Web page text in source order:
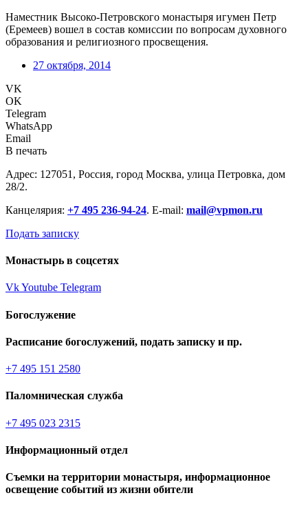
Наместник Высоко-Петровского монастыря игумен Петр
(Еремеев) вошел в состав комиссии по вопросам духовного
образования и религиозного просвещения.
27 октября, 2014
VK
OK
Telegram
WhatsApp
Email
В печать
Адрес: 127051, Россия, город Москва, улица Петровка, дом
28/2.
Канцелярия: +7 495 236-94-24. E-mail: mail@vpmon.ru
Подать записку
Монастырь в соцсетях
VkYoutube Telegram
Богослужение
Расписание богослужений, подать записку и пр.
+7 495 151 2580
Паломническая служба
+7 495 023 2315
Информационный отдел
Съемки на территории монастыря, информационное
освещение событий из жизни обители